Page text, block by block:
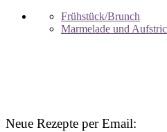
Frühstück/Brunch
Marmelade und
Neue Rezepte per Email: